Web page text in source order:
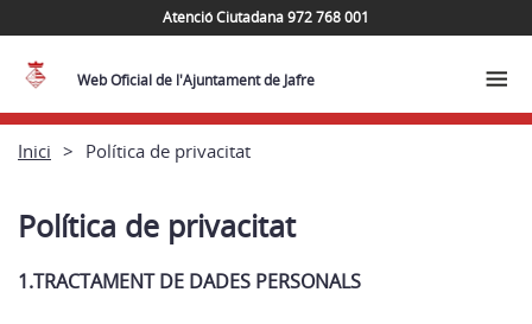
Atenció Ciutadana 972 768 001
Web Oficial de l'Ajuntament de Jafre
Inici Política de privacitat
Política de privacitat
1.TRACTAMENT DE DADES PERSONALS